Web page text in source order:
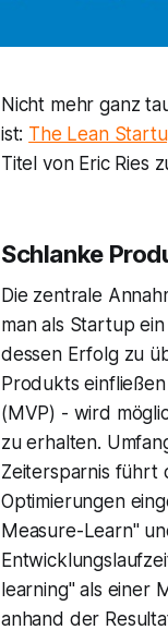
Nicht mehr ganz
ist: The Lean
Titel von Eric Ries
Schlanke
Die zentrale
man als Startup
dessen Erfolg zu
Produkts
(MVP) - wird
zu erhalten.
Zeitersparnis führt
Optimierungen
Measure-Learn"
learning" als einer
anhand der